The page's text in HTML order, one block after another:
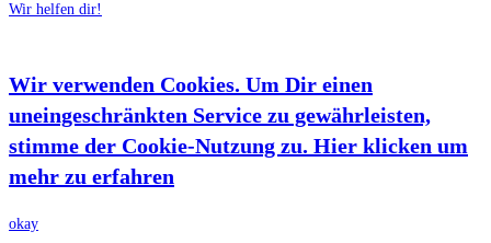
Wir helfen dir!
Wir verwenden Cookies. Um Dir einen
uneingeschränkten Service zu gewährleisten,
stimme der Cookie-Nutzung zu. Hier klicken um
mehr zu erfahren
okay